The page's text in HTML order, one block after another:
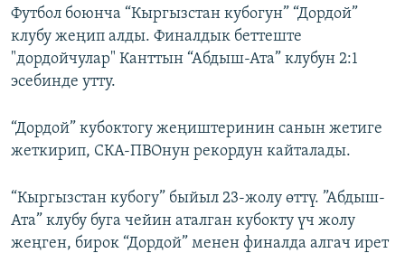
БИЗ ЖАНА ДҮЙНӨ
ДАНИСТЕ
ЭЖЕ-СИҢДИЛЕР
ЫҢГАЙСЫЗ СУРООЛОР
Русский
ОНЛАЙН ШЕРИНЕ
ЭЕ/АРнун бардык сайттары
Футбол боюнча “Кыргызстан кубогун” “Дордой”
клубу жеңип алды. Финалдык беттеште
"дордойчулар" Канттын “Абдыш-Ата” клубун 2:1
эсебинде утту.
“Дордой” кубоктогу жеңиштеринин санын жетиге
жеткирип, СКА-ПВОнун рекордун кайталады.
“Кыргызстан кубогу” быйыл 23-жолу өттү. ”Абдыш-
Ата” клубу буга чейин аталган кубокту үч жолу
жеңген, бирок “Дордой” менен финалда алгач ирет